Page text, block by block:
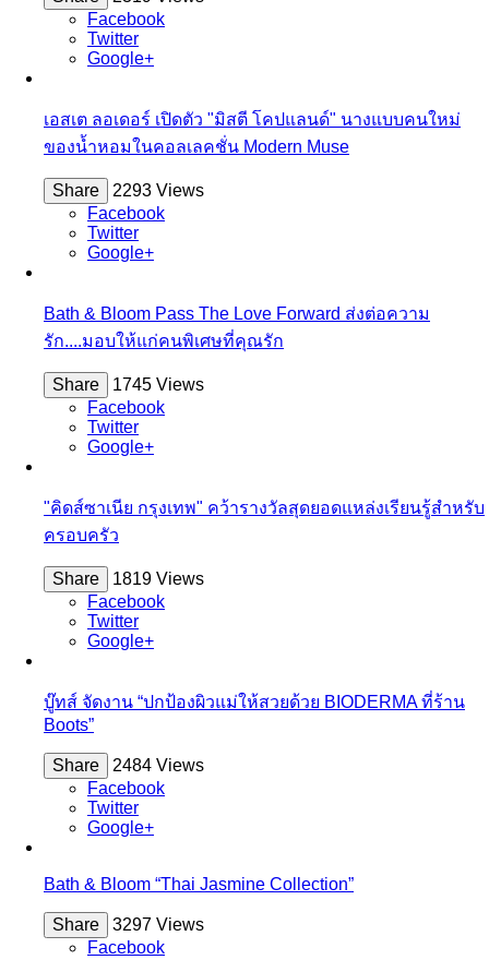
Facebook
Twitter
Google+
เอสเต ลอเดอร์ เปิดตัว "มิสตี โคปแลนด์" นางแบบคนใหม่
ของน้ำหอมในคอลเลคชั่น Modern Muse
Share
2293 Views
Facebook
Twitter
Google+
Bath & Bloom Pass The Love Forward ส่งต่อความ
รัก....มอบให้แก่คนพิเศษที่คุณรัก
Share
1745 Views
Facebook
Twitter
Google+
"คิดส์ซาเนีย กรุงเทพ" คว้ารางวัลสุดยอดแหล่งเรียนรู้สำหรับ
ครอบครัว
Share
1819 Views
Facebook
Twitter
Google+
บู๊ทส์ จัดงาน “ปกป้องผิวแม่ให้สวยด้วย BIODERMA ที่ร้าน
Boots”
Share
2484 Views
Facebook
Twitter
Google+
Bath & Bloom “Thai Jasmine Collection”
Share
3297 Views
Facebook